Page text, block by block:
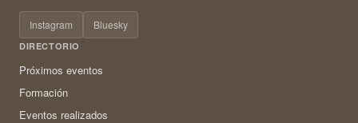
Instagram Bluesky
DIRECTORIO
Próximos eventos
Formación
Eventos realizados